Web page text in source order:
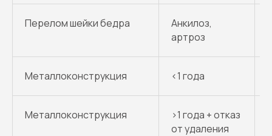
Перелом шейки бедра
Анкилоз,
артроз
Металлоконструкция <1 года
Металлоконструкция
>1 года + отказ
от удаления